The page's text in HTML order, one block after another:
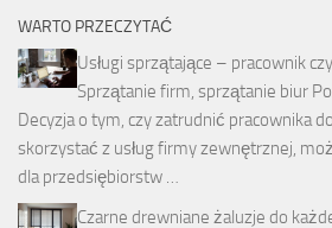
WARTO PRZECZYTAĆ
Usługi sprzątające – pracownik
Sprzątanie firm, sprzątanie biur
Decyzja o tym, czy zatrudnić pracownika
skorzystać z usług firmy zewnętrznej,
dla przedsiębiorstw …
Czarne drewniane żaluzje do